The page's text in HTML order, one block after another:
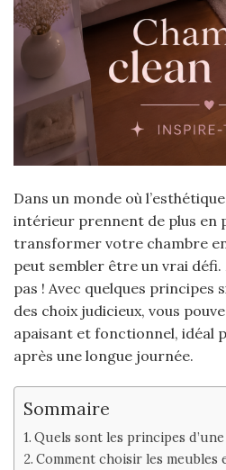
Dans un monde où
intérieur prennent de plus en
transformer votre chambre
peut sembler être un vrai défi.
pas ! Avec quelques principes
des choix judicieux, vous
apaisant et fonctionnel, idéal
après une longue journée.
Sommaire
Quels sont les principes
Comment choisir les meubles